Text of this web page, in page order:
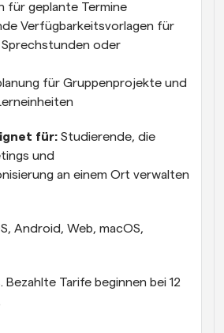
für geplante Termine
Verfügbarkeitsvorlagen für
oder
für Gruppenprojekte und
für: Studierende, die
und
an einem Ort verwalten
Android, Web, macOS,
Bezahlte Tarife beginnen bei 12